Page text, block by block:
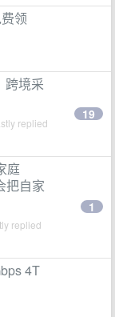
领
跨境采
replied
19
庭
把自家
replied
1
4T